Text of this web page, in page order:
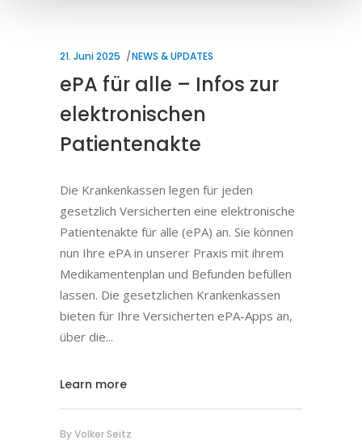
21. Juni 2025 NEWS & UPDATES
ePA für alle – Infos zur
elektronischen
Patientenakte
Die Krankenkassen legen für jeden
gesetzlich Versicherten eine elektronische
Patientenakte für alle (ePA) an. Sie können
nun Ihre ePA in unserer Praxis mit ihrem
Medikamentenplan und Befunden befüllen
lassen. Die gesetzlichen Krankenkassen
bieten für Ihre Versicherten ePA-Apps an,
über die
Learn more
ByVolker Seitz